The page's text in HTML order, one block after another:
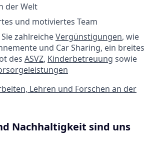
der Welt
und motiviertes Team
zahlreicheVergünstigungen, wie
und Car Sharing, ein breites
des ASVZ, Kinderbetreuung sowie
Lehren und Forschen an der
Nachhaltigkeit sind uns